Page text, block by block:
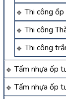
Thi công
Thi công
Thi công
Tấm nhựa ốp
Tấm nhựa ốp